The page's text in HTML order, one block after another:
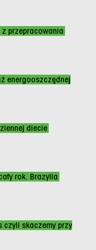
z przepracowania
energooszczędnej
diecie
rok. Brazylia
czyli skaczemy przy